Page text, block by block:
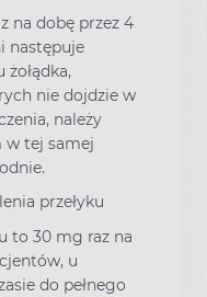
na dobę przez 4
następuje
nie dojdzie w
należy
w tej samej
przełyku
to 30 mg raz na
u
do pełnego